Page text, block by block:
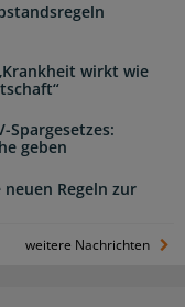
wirkt wie
Spargesetzes:
geben
Regeln zur
weitere Nachrichten